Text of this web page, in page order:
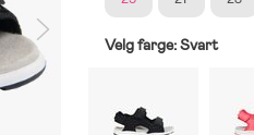
Velg farge:Svart